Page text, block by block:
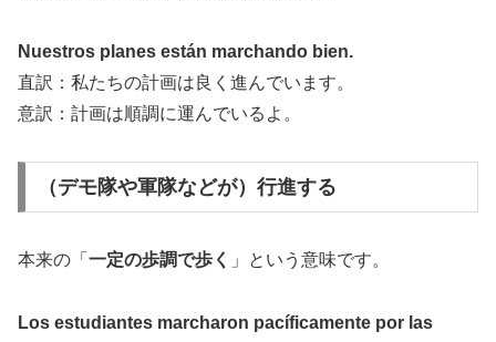
Nuestros planes están marchando bien.
直訳：私たちの計画は良く進んでいます。
意訳：計画は順調に運んでいるよ。
（デモ隊や軍隊などが）行進する
本来の「 一定の歩調で歩く 」という意味です。
Los estudiantes marcharon pacíficamente por las